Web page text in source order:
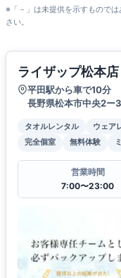
※「－」は未提供を示すもので
さい。
ライザップ松本店
平田駅から車で10分
長野県松本市中央2ー
タオルレンタル ウェア
完全個室
無料体験
営業時間
7:00〜23:00